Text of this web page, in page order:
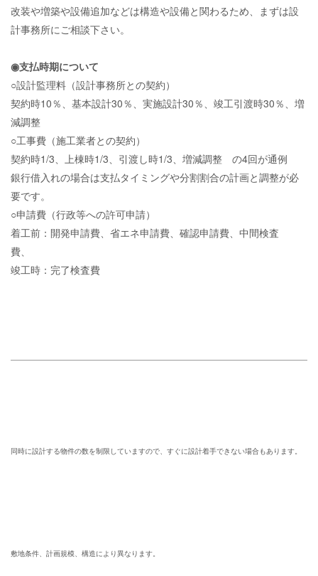
改装や増築や設備追加などは構造や設備と関わるため、まずは設
計事務所にご相談下さい。
◉支払時期について
○設計監理料（設計事務所との契約）
契約時10％、基本設計30％、実施設計30％、竣工引渡時30％、増
減調整
○工事費（施工業者との契約）
契約時1/3、上棟時1/3、引渡し時1/3、増減調整 の4回が通例
銀行借入れの場合は支払タイミングや分割割合の計画と調整が必
要です。
○申請費（行政等への許可申請）
着工前：開発申請費、省エネ申請費、確認申請費、中間検査
費、
竣工時：完了検査費
同時に設計する物件の数を制限していますので、すぐに設計着手できない場合もあります。
敷地条件、計画規模、構造により異なります。